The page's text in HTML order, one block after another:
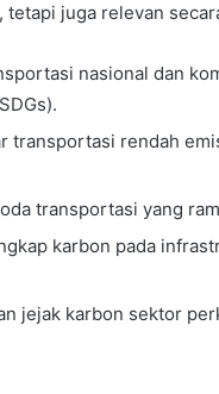
juga relevan
nasional dan
transportasi rendah
transportasi yang
karbon pada
jejak karbon sektor